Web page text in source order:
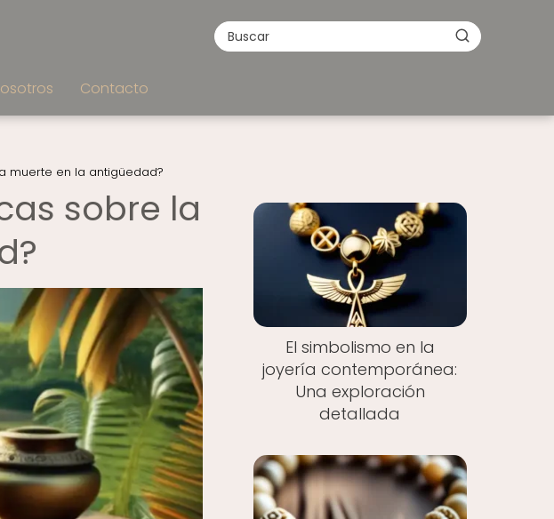
Contacto
muerte en la antigüedad?
sobre la
El simbolismo en la
joyería contemporánea:
Una exploración
detallada